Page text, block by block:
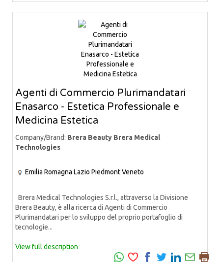
Agenti di Commercio Plurimandatari
Enasarco - Estetica Professionale e
Medicina Estetica
Company/Brand: Brera Beauty Brera Medical
Technologies
Emilia Romagna Lazio PiedmontVeneto
Brera Medical Technologies S.r.l., attraverso la Divisione
Brera Beauty, è alla ricerca di Agenti di Commercio
Plurimandatari per lo sviluppo del proprio portafoglio di
tecnologie...
View full description